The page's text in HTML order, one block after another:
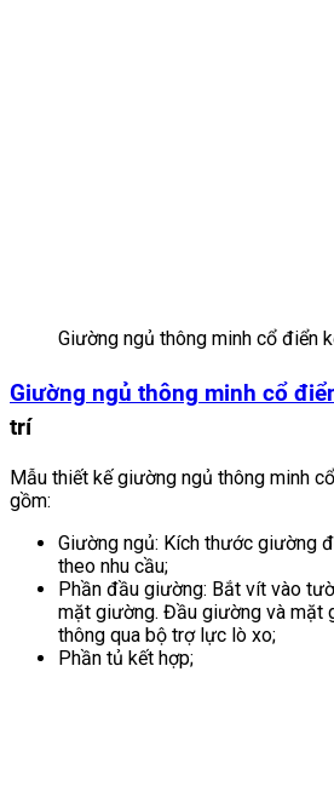
Giường ngủ thông minh cổ điển
Giường ngủ thông minh cổ
trí
Mẫu thiết kế giường ngủ thông minh
gồm:
Giường ngủ: Kích thước giường
theo nhu cầu;
Phần đầu giường: Bắt vít vào
mặt giường. Đầu giường và mặt
thông qua bộ trợ lực lò xo;
Phần tủ kết hợp;